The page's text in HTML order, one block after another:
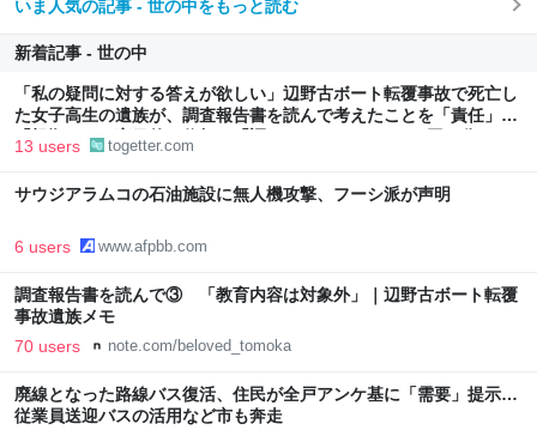
いま人気の記事 - 世の中をもっと読む
新着記事 - 世の中
「私の疑問に対する答えが欲しい」辺野古ボート転覆事故で死亡し
た女子高生の遺族が、調査報告書を読んで考えたことを「責任」
「根拠のない盲目的な信頼」「調べなかったこと」の3回に分けて
13 users togetter.com
サウジアラムコの石油施設に無人機攻撃、フーシ派が声明
6 users www.afpbb.com
調査報告書を読んで③ 「教育内容は対象外」｜辺野古ボート転覆
事故遺族メモ
70 users note.com/beloved_tomoka
廃線となった路線バス復活、住民が全戸アンケ基に「需要」提示…
従業員送迎バスの活用など市も奔走